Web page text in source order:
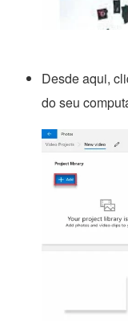
Desde aqui,
do seu